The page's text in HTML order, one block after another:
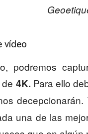
vídeo
podremos
4K. Para ello
una de las